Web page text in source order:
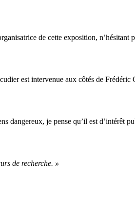
de cette exposition, n’hésitant
est intervenue aux côtés de Frédéric
dangereux, je pense qu’il est d’intérêt
de recherche. »